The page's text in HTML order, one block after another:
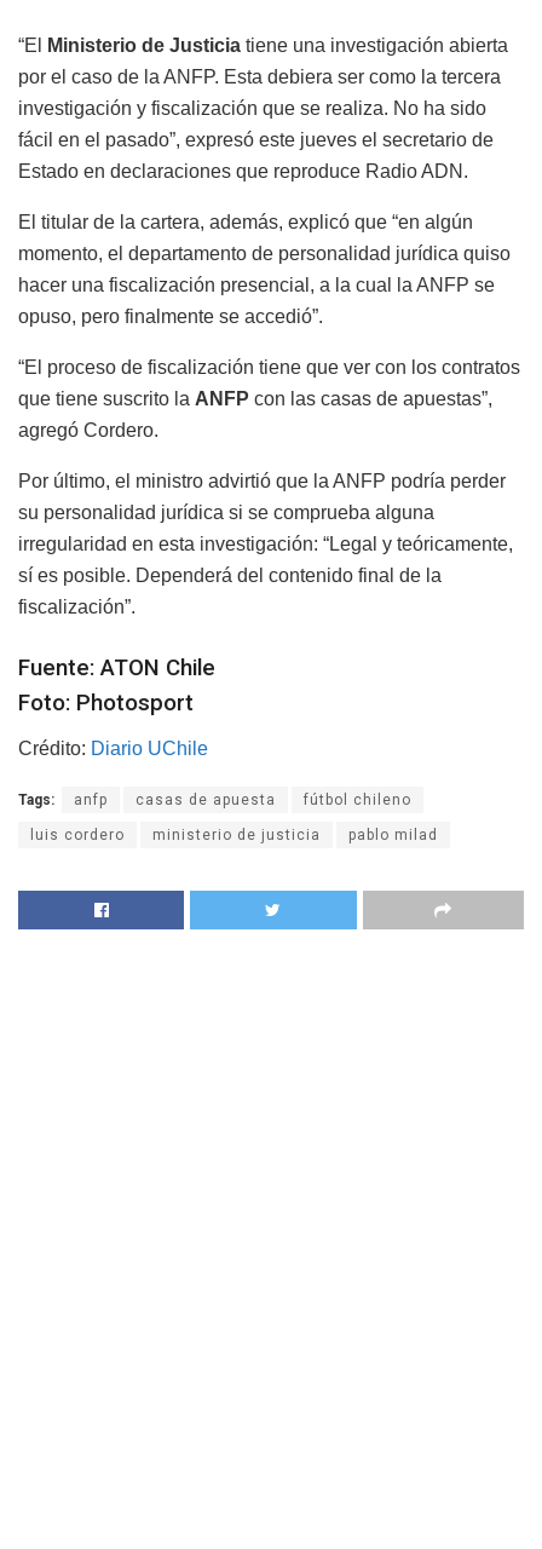
“El Ministerio de Justicia tiene una investigación abierta
por el caso de la ANFP. Esta debiera ser como la tercera
investigación y fiscalización que se realiza. No ha sido
fácil en el pasado”, expresó este jueves el secretario de
Estado en declaraciones que reproduce Radio ADN.
El titular de la cartera, además, explicó que “en algún
momento, el departamento de personalidad jurídica quiso
hacer una fiscalización presencial, a la cual la ANFP se
opuso, pero finalmente se accedió”.
“El proceso de fiscalización tiene que ver con los contratos
que tiene suscrito la ANFP con las casas de apuestas”,
agregó Cordero.
Por último, el ministro advirtió que la ANFP podría perder
su personalidad jurídica si se comprueba alguna
irregularidad en esta investigación: “Legal y teóricamente,
sí es posible. Dependerá del contenido final de la
fiscalización”.
Fuente: ATON Chile
Foto: Photosport
Crédito: Diario UChile
Tags: anfp casas de apuesta fútbol chileno
luis cordero ministerio de justicia pablo milad